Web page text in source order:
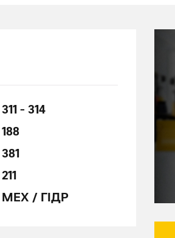
311 - 314
188
381
211
МЕХ / ГІДР